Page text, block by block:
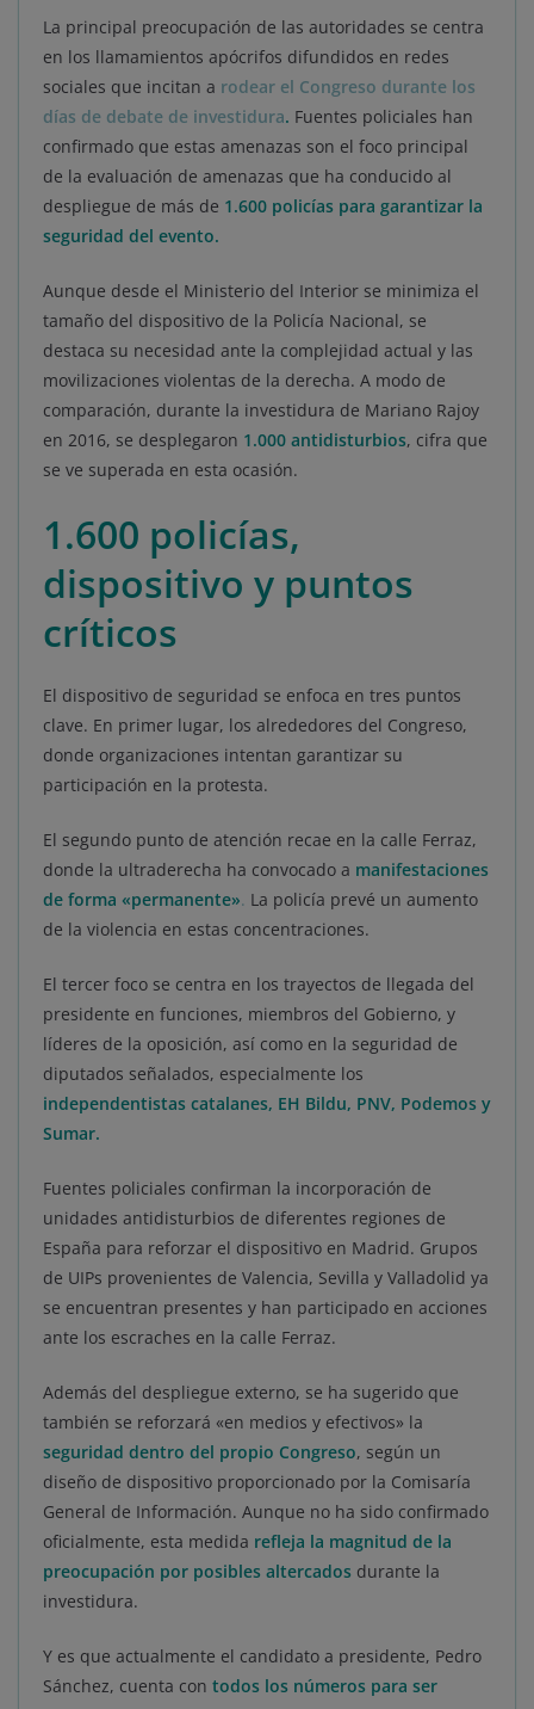
La principal preocupación de las autoridades se centra
en los llamamientos apócrifos difundidos en redes
sociales que incitan a rodear el Congreso durante los
días de debate de investidura. Fuentes policiales han
confirmado que estas amenazas son el foco principal
de la evaluación de amenazas que ha conducido al
despliegue de más de 1.600 policías para garantizar la
seguridad del evento.
Aunque desde el Ministerio del Interior se minimiza el
tamaño del dispositivo de la Policía Nacional, se
destaca su necesidad ante la complejidad actual y las
movilizaciones violentas de la derecha. A modo de
comparación, durante la investidura de Mariano Rajoy
en 2016, se desplegaron 1.000 antidisturbios, cifra que
se ve superada en esta ocasión.
1.600 policías,
dispositivo y puntos
críticos
El dispositivo de seguridad se enfoca en tres puntos
clave. En primer lugar, los alrededores del Congreso,
donde organizaciones intentan garantizar su
participación en la protesta.
El segundo punto de atención recae en la calle Ferraz,
donde la ultraderecha ha convocado a manifestaciones
de forma «permanente». La policía prevé un aumento
de la violencia en estas concentraciones.
El tercer foco se centra en los trayectos de llegada del
presidente en funciones, miembros del Gobierno, y
líderes de la oposición, así como en la seguridad de
diputados señalados, especialmente los
independentistas catalanes, EH Bildu, PNV, Podemos y
Sumar.
Fuentes policiales confirman la incorporación de
unidades antidisturbios de diferentes regiones de
España para reforzar el dispositivo en Madrid. Grupos
de UIPs provenientes de Valencia, Sevilla y Valladolid ya
se encuentran presentes y han participado en acciones
ante los escraches en la calle Ferraz.
Además del despliegue externo, se ha sugerido que
también se reforzará «en medios y efectivos» la
seguridad dentro del propio Congreso, según un
diseño de dispositivo proporcionado por la Comisaría
General de Información. Aunque no ha sido confirmado
oficialmente, esta medida refleja la magnitud de la
preocupación por posibles altercados durante la
investidura.
Y es que actualmente el candidato a presidente, Pedro
Sánchez, cuenta con todos los números para ser